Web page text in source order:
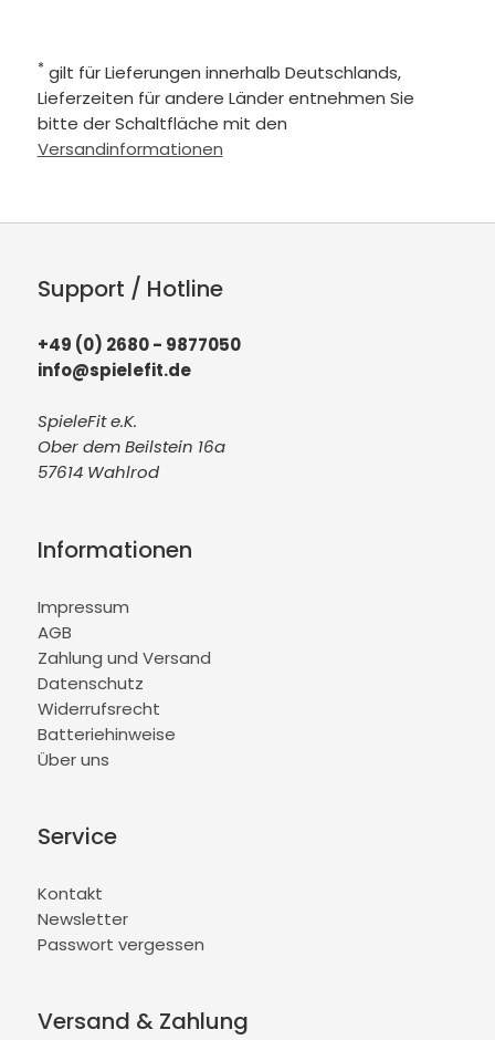
* gilt für Lieferungen innerhalb Deutschlands,
Lieferzeiten für andere Länder entnehmen Sie
bitte der Schaltfläche mit den
Versandinformationen
Support / Hotline
+49 (0) 2680 - 9877050
info@spielefit.de
SpieleFit e.K.
Ober dem Beilstein 16a
57614 Wahlrod
Informationen
Impressum
AGB
Zahlung und Versand
Datenschutz
Widerrufsrecht
Batteriehinweise
Über uns
Service
Kontakt
Newsletter
Passwort vergessen
Versand & Zahlung